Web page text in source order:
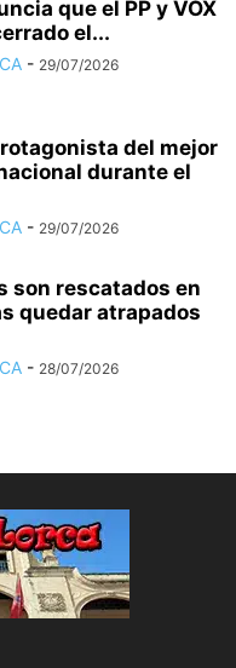
que el PP y VOX
el...
- 29/07/2026
del mejor
durante el
- 29/07/2026
son rescatados en
quedar atrapados
- 28/07/2026